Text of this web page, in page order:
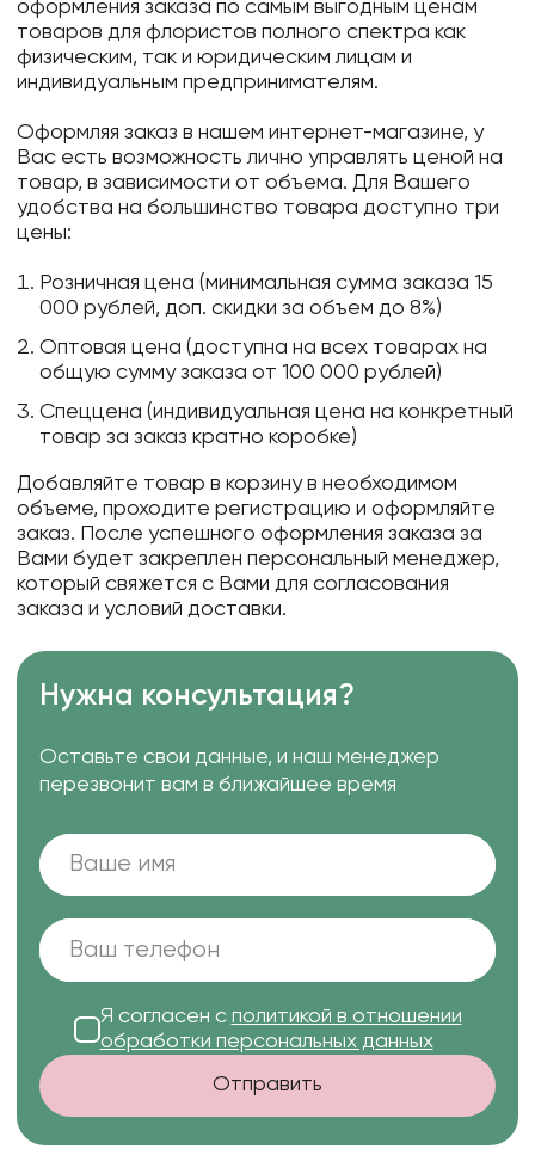
оформления заказа по самым выгодным ценам
товаров для флористов полного спектра как
физическим, так и юридическим лицам и
индивидуальным предпринимателям.
Оформляя заказ в нашем интернет-магазине, у
Вас есть возможность лично управлять ценой на
товар, в зависимости от объема. Для Вашего
удобства на большинство товара доступно три
цены:
Розничная цена (минимальная сумма заказа 15
000 рублей, доп. скидки за объем до 8%)
Оптовая цена (доступна на всех товарах на
общую сумму заказа от 100 000 рублей)
Спеццена (индивидуальная цена на конкретный
товар за заказ кратно коробке)
Добавляйте товар в корзину в необходимом
объеме, проходите регистрацию и оформляйте
заказ. После успешного оформления заказа за
Вами будет закреплен персональный менеджер,
который свяжется с Вами для согласования
заказа и условий доставки.
Нужна консультация?
Оставьте свои данные, и наш менеджер
перезвонит вам в ближайшее время
Я согласен с политикой в отношении
обработки персональных данных
Отправить